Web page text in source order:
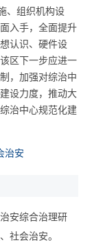
、组织机构设
入手，全面提升
认识、硬件设
区下一步应进一
，加强对综治中
设力度，推动大
治中心规范化建
治安
安综合治理研
社会治安。